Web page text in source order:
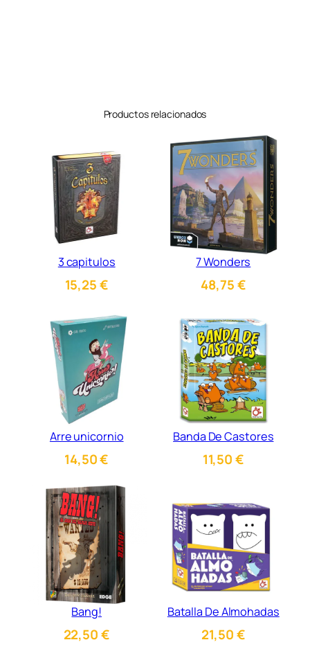
Productos relacionados
3 capitulos
15,25€
7 Wonders
48,75€
Arre unicornio
14,50€
Banda De Castores
11,50€
Bang!
22,50€
Batalla De Almohadas
21,50€